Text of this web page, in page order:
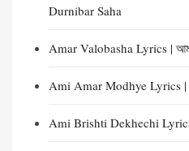
Durnibar Saha
Amar Valobasha Lyrics |
Ami Amar Modhye Lyrics |
Ami Brishti Dekhechi Lyrics |